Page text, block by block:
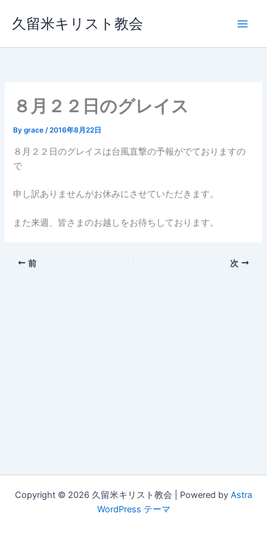
ス
久留米キリスト教会
８月２２日のグレイス
Bygrace/2016年8月22日
８月２２日のグレイスは台風直撃の予報がでておりますの
で
申し訳ありませんがお休みにさせていただきます。
また来週、皆さまのお越しをお待ちしております。
前 次
Copyright © 2026 久留米キリスト教会 | Powered by Astra
WordPress テーマ